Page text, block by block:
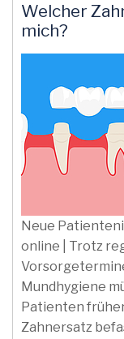
Welcher
mich?
Neue
online | Trotz
Mundhygiene
Patienten
Zahnersatz